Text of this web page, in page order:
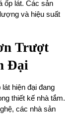
ốp lát. Các sản
và hiệu suất
Trượt
Đại
hiện đại đang
thiết kế nhà tắm.
các nhà sản